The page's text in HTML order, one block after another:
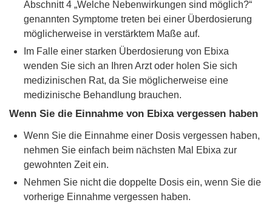
Abschnitt 4 „Welche Nebenwirkungen sind möglich?“
genannten Symptome treten bei einer Überdosierung
möglicherweise in verstärktem Maße auf.
Im Falle einer starken Überdosierung von Ebixa
wenden Sie sich an Ihren Arzt oder holen Sie sich
medizinischen Rat, da Sie möglicherweise eine
medizinische Behandlung brauchen.
Wenn Sie die Einnahme von Ebixa vergessen haben
Wenn Sie die Einnahme einer Dosis vergessen haben,
nehmen Sie einfach beim nächsten Mal Ebixa zur
gewohnten Zeit ein.
Nehmen Sie nicht die doppelte Dosis ein, wenn Sie die
vorherige Einnahme vergessen haben.